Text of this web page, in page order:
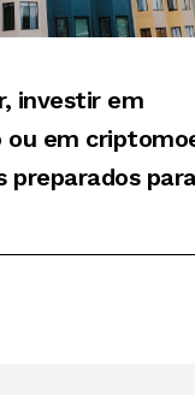
investir em
ou em
preparados